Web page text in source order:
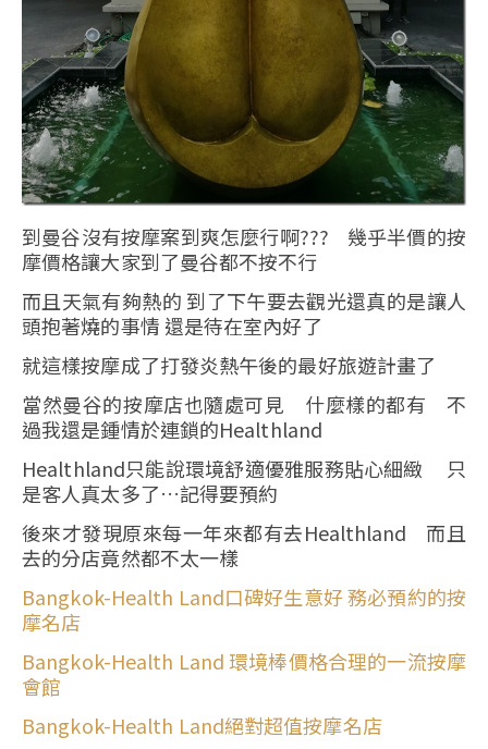
到曼谷沒有按摩案到爽怎麼行啊??? 幾乎半價的按
摩價格讓大家到了曼谷都不按不行
而且天氣有夠熱的 到了下午要去觀光還真的是讓人
頭抱著燒的事情 還是待在室內好了
就這樣按摩成了打發炎熱午後的最好旅遊計畫了
當然曼谷的按摩店也隨處可見 什麼樣的都有 不
過我還是鍾情於連鎖的Healthland
Healthland只能說環境舒適優雅服務貼心細緻 只
是客人真太多了…記得要預約
後來才發現原來每一年來都有去Healthland 而且
去的分店竟然都不太一樣
Bangkok-Health Land口碑好生意好 務必預約的按
摩名店
Bangkok-Health Land 環境棒價格合理的一流按摩
會館
Bangkok-Health Land絕對超值按摩名店